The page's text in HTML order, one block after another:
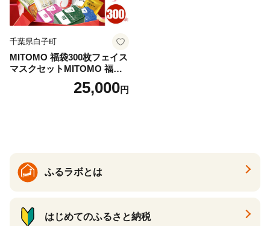
千葉県白子町
MITOMO 福袋300枚フェイス
マスクセットMITOMO 福袋3
00枚フェイスマスクセット
ふるさと納税 パック ファイ
25,000円
ふるラボとは
はじめてのふるさと納税